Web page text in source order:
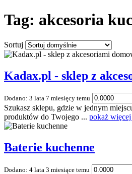
Tag: akcesoria
Sortuj
Kadax.pl - sklep z
Dodano: 3 lata 7 miesięcy temu
Szukasz sklepu, gdzie w jednym
produktów do Twojego ... pokaż więcej
Baterie kuchenne
Dodano: 4 lata 3 miesiące temu